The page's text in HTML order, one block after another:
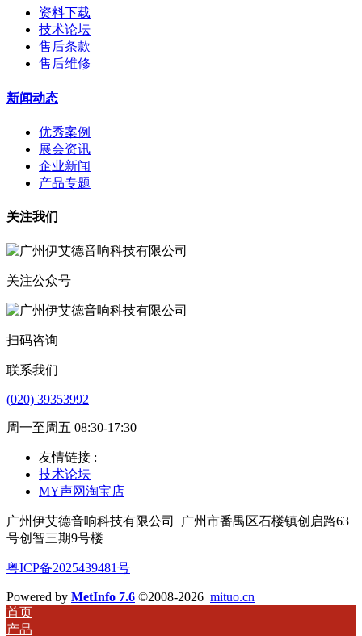
资料下载
技术论坛
售后条款
售后维修
新闻动态
优秀案例
展会资讯
企业新闻
产品专题
关注我们
关注公众号
扫码咨询
联系我们
(020) 39353992
周一至周五 08:30-17:30
友情链接 :
技术论坛
MY声网淘宝店
广州伊艾德音响科技有限公司
广州市番禺区石楼镇创启路63
号创智三期9号楼
粤ICP备2025439481号
Powered by MetInfo 7.6 ©2008-2026 mituo.cn
首页
产品